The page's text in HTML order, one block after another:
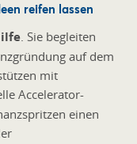
reifen lassen
. Sie begleiten
auf dem
mit
Accelerator-
einen